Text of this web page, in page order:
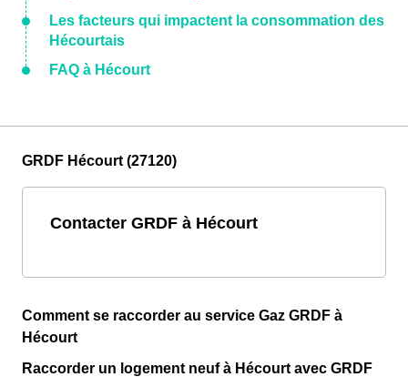
Les facteurs qui impactent la consommation des
Hécourtais
FAQ à Hécourt
GRDF Hécourt (27120)
Contacter GRDF à Hécourt
Comment se raccorder au service Gaz GRDF à
Hécourt
Raccorder un logement neuf à Hécourt avec GRDF